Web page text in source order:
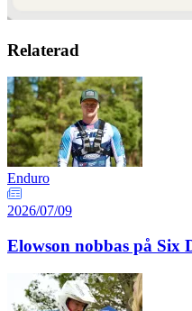
Relaterad
Enduro
2026/07/09
Elowson nobbas på Six